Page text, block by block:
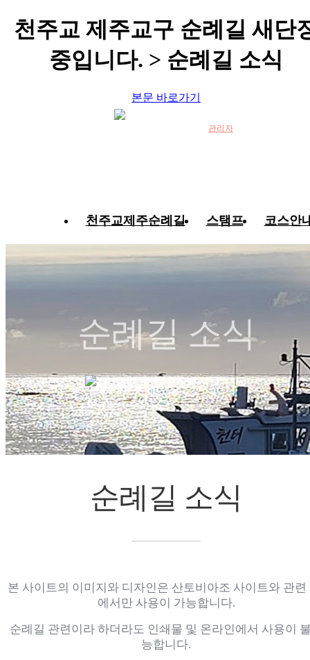
천주교 제주교구 순례길 새단
중입니다. > 순례길 소식
본문 바로가기
천주교제주순례길 스탬프 코스안
관리자
순례길 소식
chevron_right 순례길 소식 chevron_right 순례길 소식
순례길 소식
본 사이트의 이미지와 디자인은 산토비아조 사이트와 관련
에서만 사용이 가능합니다.
순례길 관련이라 하더라도 인쇄물 및 온라인에서 사용이
능합니다.